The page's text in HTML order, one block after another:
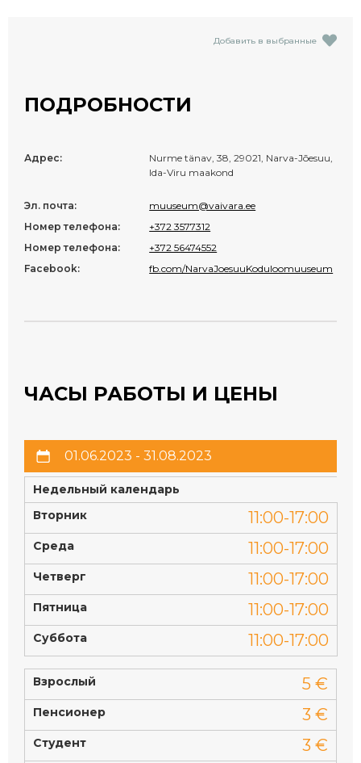
Добавить в выбранные
ПОДРОБНОСТИ
Адрес:
Nurme tänav, 38, 29021, Narva-Jõesuu,
Ida-Viru maakond
Эл. почта:
muuseum@vaivara.ee
Номер телефона:
+372 3577312
Номер телефона:
+372 56474552
Facebook:
fb.com/NarvaJoesuuKoduloomuuseum
ЧАСЫ РАБОТЫ И ЦЕНЫ
01.06.2023 - 31.08.2023
Недельный календарь
Вторник
11:00-17:00
Среда 11:00-17:00
Четверг 11:00-17:00
Пятница 11:00-17:00
Суббота 11:00-17:00
Взрослый 5 €
Пенсионер 3 €
Студент 3 €